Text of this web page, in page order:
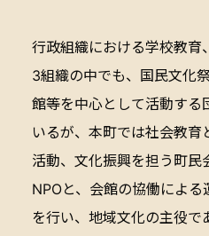
行政組織における学校教育
3組織の中でも、国民文化
館等を中心として活動する
いるが、本町では社会教育
活動、文化振興を担う町民
NPOと、会館の協働によ
を行い、地域文化の主役で